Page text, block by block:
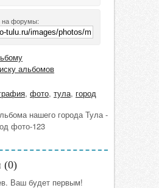
на форумы:
альбомов
, фото, тула, город
нашего города Тула -
фото-123
(0)
Ваш будет первым!